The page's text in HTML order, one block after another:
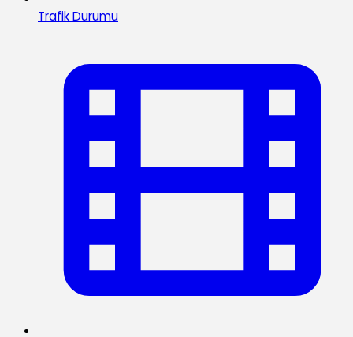
Trafik Durumu